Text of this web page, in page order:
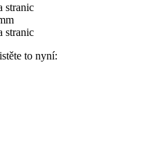
stranic
stranic
to nyní: